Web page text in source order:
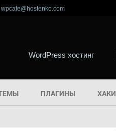
wpcafe@hostenko.com
WordPress хостинг
ПЛАГИНЫ ХАКИ